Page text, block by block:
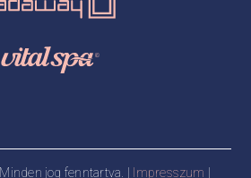
jog fenntartva. | Impresszum |